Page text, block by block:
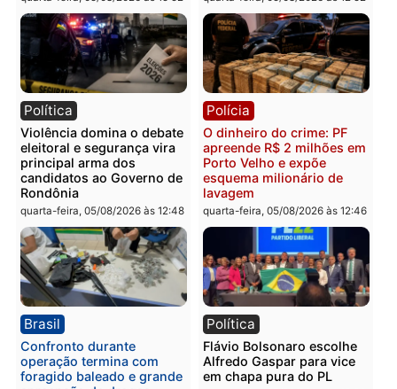
Você também vai querer ler...
Política
Jônatas França é aprovado
na convenção e
confirmado candidato a
deputado federal pelo
Republicanos
quarta-feira, 05/08/2026 às 15:52
Brasil
TCE reúne candidatos ao
Governo e apresenta
mudar os rumos de
Rondônia
quarta-feira, 05/08/2026 às